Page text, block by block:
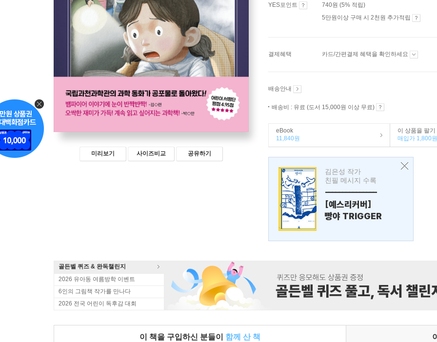
미리보기 사이즈비교 공유하기
YES포인트
740원 (5% 적립)
5만원이상 구매 시 2천원 추가적립
결제혜택 카드/간편결제 혜택을 확인하세요
배송안내
배송비 : 유료 (도서 15,000원 이상 무료)
eBook
11,840원
이 상품을 팔기
매입가 1,800원
김은성 작가
친필 메시지 수록
---------------
[예스리커버]
빵야 TRIGGER
골든벨 퀴즈 & 완독챌린지
2026 유아동 여름방학 이벤트
6인의 그림책 작가를 만나다
2026 전국 어린이 독후감 대회
이 책을 구입하신 분들이 함께 산 책